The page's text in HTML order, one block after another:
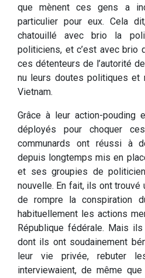
que mènent ces gens a
particulier pour eux. Cela
chatouillé avec brio la
politiciens, et c’est avec brio
ces détenteurs de l’autorité
nu leurs doutes politiques et
Vietnam.
Grâce à leur action-pouding
déployés pour choquer
communards ont réussi à
depuis longtemps mis en
et ses groupies de
nouvelle. En fait, ils ont trouvé
de rompre la conspiration
habituellement les actions
République fédérale. Mais
dont ils ont soudainement
leur vie privée, rebuter
interviewaient, de même